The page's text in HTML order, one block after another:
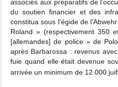
associés aux préparatifs de
du soutien financier et des
constitua sous l’égide de
Roland » (respectivement 350
[allemandes] de police » de
après Barbarossa : revenus
fuie quand elle était devenue
arrivée un minimum de 12 000